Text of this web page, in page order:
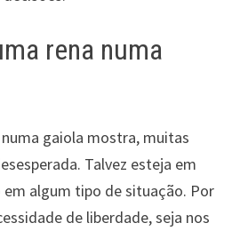
rena numa
gaiola mostra, muitas
Talvez esteja em
em algum tipo de situação. Por
de liberdade, seja nos